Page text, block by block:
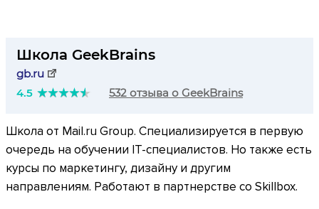
Школа GeekBrains
gb.ru
4.5
532 отзыва о GeekBrains
Школа от Mail.ru Group. Специализируется в первую
очередь на обучении IT-специалистов. Но также есть
курсы по маркетингу, дизайну и другим
направлениям. Работают в партнерстве со Skillbox.